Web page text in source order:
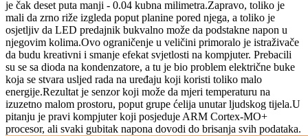
je čak deset puta manji - 0.04 kubna milimetra.Zapravo, toliko je
mali da zrno riže izgleda poput planine pored njega, a toliko je
osjetljiv da LED predajnik bukvalno može da podstakne napon u
njegovim kolima.Ovo ograničenje u veličini primoralo je istraživače
da budu kreativni i smanje efekat svjetlosti na kompjuter. Prebacili
su se sa dioda na kondenzatore, a tu je bio problem električne buke
koja se stvara usljed rada na uređaju koji koristi toliko malo
energije.Rezultat je senzor koji može da mjeri temperaturu na
izuzetno malom prostoru, poput grupe ćelija unutar ljudskog tijela.U
pitanju je pravi kompjuter koji posjeduje ARM Cortex-MO+
procesor, ali svaki gubitak napona dovodi do brisanja svih podataka.